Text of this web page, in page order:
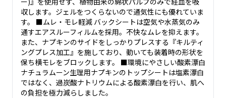
収します。ジェルをつくらないので通気性にも優れていま
す。 ■ムレ・モレ軽減 バックシートは空気や水蒸気のみ
通すエアスルーフィルムを採用。不快なムレを抑えます。
また、ナプキンのサイドをしっかりプレスする『キルティ
ングプレス加工』を施しており、動いても装着時の形状を
保ち横モレをブロックします。 ■環境にやさしい酸素漂白
ナチュラムーン生理用ナプキンのトップシートは塩素漂白
ではなく、過炭酸ナトリウムによる酸素漂白を行い、肌へ
の負担を極力減らしました。